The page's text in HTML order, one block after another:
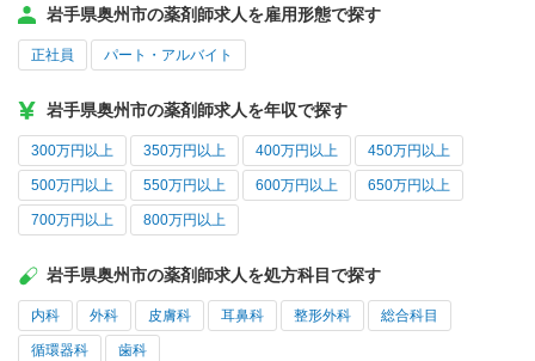
岩手県奥州市の薬剤師求人を雇用形態で探す
正社員 パート・アルバイト
岩手県奥州市の薬剤師求人を年収で探す
300万円以上 350万円以上 400万円以上 450万円以上
500万円以上 550万円以上 600万円以上 650万円以上
700万円以上 800万円以上
岩手県奥州市の薬剤師求人を処方科目で探す
内科 外科 皮膚科 耳鼻科 整形外科 総合科目
循環器科 歯科